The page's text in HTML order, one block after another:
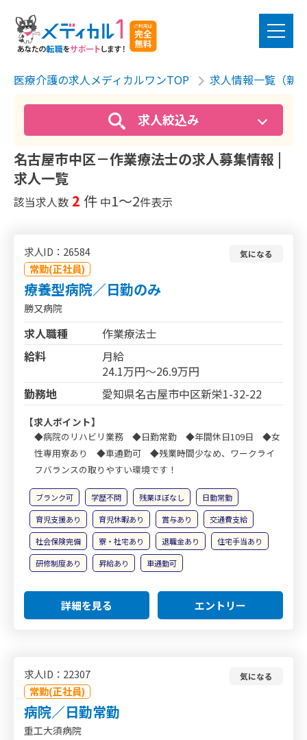
医療介護の求人メディカルワンTOP 求人情報一覧（新
求人絞込み
名古屋市中区－作業療法士の求人募集情報 |
求人一覧
該当求人数 2 件 中1〜2件表示
求人ID：26584
常勤(正社員)
気になる
療養型病院／日勤のみ
勝又病院
求人職種
作業療法士
給料
月給
24.1万円～26.9万円
勤務地
愛知県名古屋市中区新栄1-32-22
【求人ポイント】
◆病院のリハビリ業務 ◆日勤常勤 ◆年間休日109日 ◆女
性専用寮あり ◆車通勤可 ◆残業時間少なめ、ワークライ
フバランスの取りやすい環境です！
ブランク可 学歴不問 残業ほぼなし
日勤常勤
育児支援あり
育児休暇あり 賞与あり
交通費支給
社会保険完備
寮・社宅あり 退職金あり
住宅手当あり
研修制度あり
昇給あり 車通勤可
詳細を見る エントリー
求人ID：22307
常勤(正社員)
気になる
病院／日勤常勤
重工大須病院